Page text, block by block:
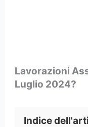
Lavorazioni
Luglio 2024?
Indice